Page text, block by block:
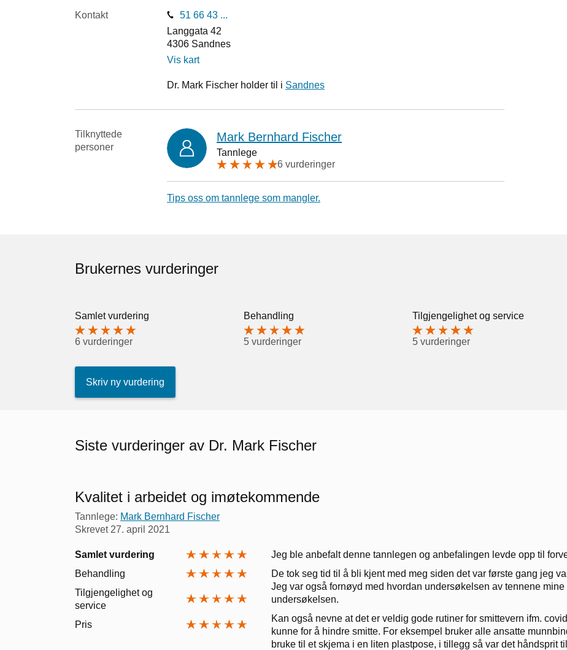
Kontakt
51 66 43 ...
Langgata 42
4306 Sandnes
Vis kart
Dr. Mark Fischer holder til i Sandnes
Tilknyttede
personer
Mark Bernhard Fischer
Tannlege
6 vurderinger
Tips oss om tannlege som mangler.
Brukernes vurderinger
Samlet vurdering
6 vurderinger
Behandling
5 vurderinger
Tilgjengelighet og service
5 vurderinger
Skriv ny vurdering
Siste vurderinger av Dr. Mark Fischer
Kvalitet i arbeidet og imøtekommende
Tannlege: Mark Bernhard Fischer
Skrevet 27. april 2021
Samlet vurdering
Behandling
Tilgjengelighet og
service
Pris
Jeg ble anbefalt denne tannlegen og anbefalingen levde opp til
De tok seg tid til å bli kjent med meg siden det var første gang jeg
Jeg var også fornøyd med hvordan undersøkelsen av tennene
undersøkelsen.
Kan også nevne at det er veldig gode rutiner for smittevern ifm.
kunne for å hindre smitte. For eksempel bruker alle ansatte
bruke til et skjema i en liten plastpose, i tillegg så var det håndsprit